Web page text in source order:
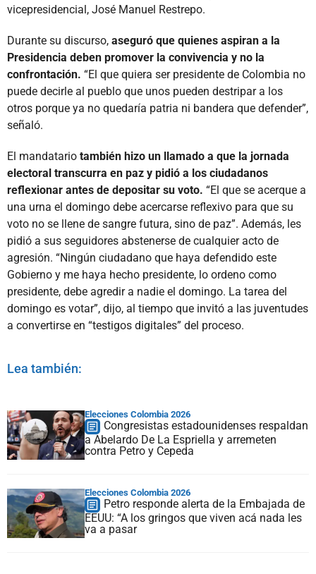
vicepresidencial, José Manuel Restrepo.
Durante su discurso, aseguró que quienes aspiran a la
Presidencia deben promover la convivencia y no la
confrontación. “El que quiera ser presidente de Colombia no
puede decirle al pueblo que unos pueden destripar a los
otros porque ya no quedaría patria ni bandera que defender”,
señaló.
El mandatario también hizo un llamado a que la jornada
electoral transcurra en paz y pidió a los ciudadanos
reflexionar antes de depositar su voto. “El que se acerque a
una urna el domingo debe acercarse reflexivo para que su
voto no se llene de sangre futura, sino de paz”. Además, les
pidió a sus seguidores abstenerse de cualquier acto de
agresión. “Ningún ciudadano que haya defendido este
Gobierno y me haya hecho presidente, lo ordeno como
presidente, debe agredir a nadie el domingo. La tarea del
domingo es votar”, dijo, al tiempo que invitó a las juventudes
a convertirse en “testigos digitales” del proceso.
Lea también:
Elecciones Colombia 2026
Congresistas estadounidenses respaldan
a Abelardo De La Espriella y arremeten
contra Petro y Cepeda
Elecciones Colombia 2026
Petro responde alerta de la Embajada de
EEUU: “A los gringos que viven acá nada les
va a pasar